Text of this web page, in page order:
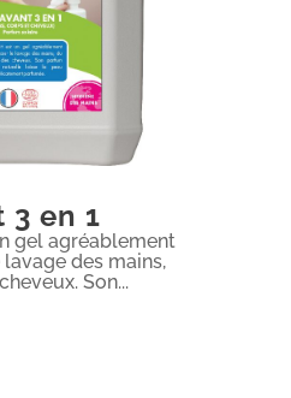
3 en 1
gel agréablement
des mains,
Son...